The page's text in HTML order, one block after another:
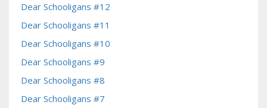
Dear Schooligans #12
Dear Schooligans #11
Dear Schooligans #10
Dear Schooligans #9
Dear Schooligans #8
Dear Schooligans #7